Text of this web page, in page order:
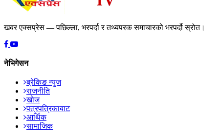
खबर एक्सप्रेस — पछिल्ला, भरपर्दा र तथ्यपरक समाचारको भरपर्दो स्रोत।
नेभिगेसन
ब्रेकिङ न्युज
राजनीति
खोज
पत्रपत्रिकाबाट
आर्थिक
सामाजिक